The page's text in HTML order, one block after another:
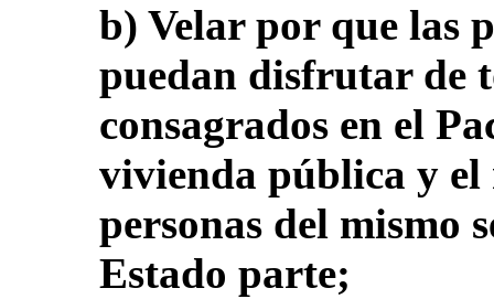
b) Velar por que las
puedan disfrutar de
consagrados en el
vivienda pública y
personas del mismo
Estado parte;